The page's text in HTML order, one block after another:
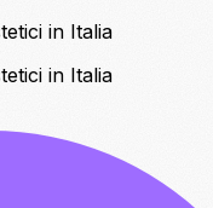
in Italia
in Italia